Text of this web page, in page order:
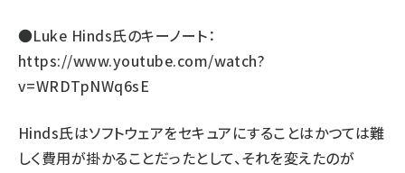
●Luke Hinds氏のキーノート：
https://www.youtube.com/watch?
v=WRDTpNWq6sE
Hinds氏はソフトウェアをセキュアにすることはかつては難
しく費用が掛かることだったとして、それを変えたのが